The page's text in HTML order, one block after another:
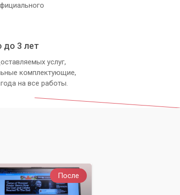
до 3 лет
услуг,
комплектующие,
на все работы.
После